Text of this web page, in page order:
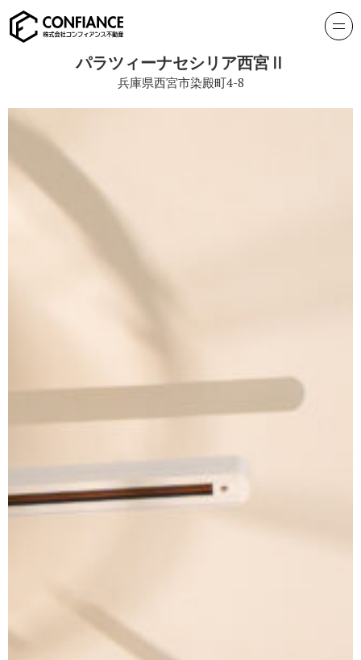
パラツィーナセシリア西宮Ⅱ
兵庫県西宮市染殿町4-8